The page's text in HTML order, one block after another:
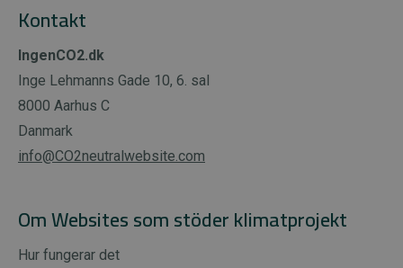
Kontakt
IngenCO2.dk
Inge Lehmanns Gade 10, 6. sal
8000 Aarhus C
Danmark
info@CO2neutralwebsite.com
Om Websites som stöder klimatprojekt
Hur fungerar det